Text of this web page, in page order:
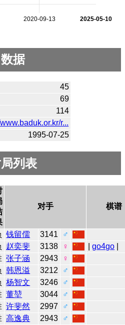
2020-09-13 2025-05-10
数据
45
69
114
r...
1995-07-25
列表
对手 棋谱
钱留儒 3141
♂
赵奕斐 3138 ♀ |go4go
张子涵 2943
♀
韩恩溢 3212
♂
杨智文 3246
♂
董堃 3044
♂
许斐然 2997
♂
高逸典 2943
♂